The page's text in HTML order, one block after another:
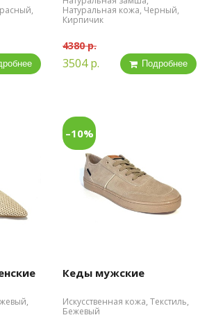
Натуральная кожа, Черный,
Кирпичик
4380 р.
3504 р. Подробнее
–10%
Кеды мужские
Искусственная кожа, Текстиль,
Бежевый